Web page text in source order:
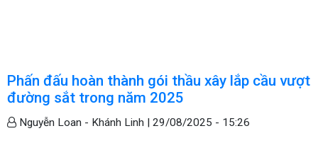
Phấn đấu hoàn thành gói thầu xây lắp cầu vượt
đường sắt trong năm 2025
Nguyễn Loan - Khánh Linh | 29/08/2025 - 15:26